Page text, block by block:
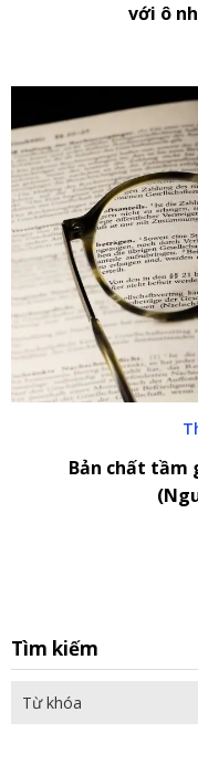
với ô
Bản chất tầm
Tìm kiếm